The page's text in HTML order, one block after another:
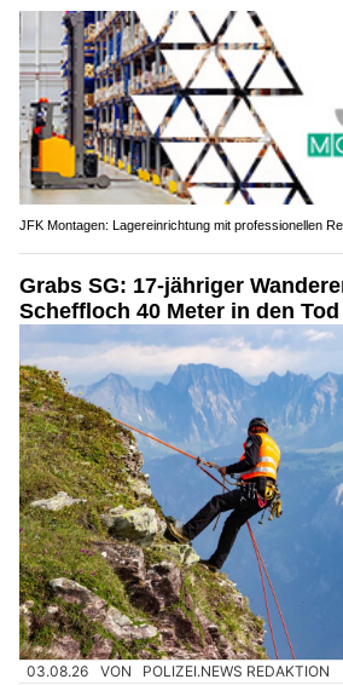
JFK Montagen: Lagereinrichtung mit professionellen
Grabs SG: 17-jähriger
Scheffloch 40 Meter in den Tod
03.08.26 VON POLIZEI.NEWS REDAKTION